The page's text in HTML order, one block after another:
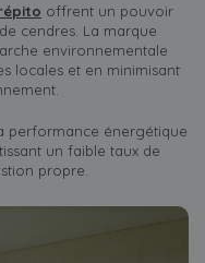
offrent un pouvoir
cendres. La marque
environnementale
locales et en minimisant
performance énergétique
un faible taux de
propre.